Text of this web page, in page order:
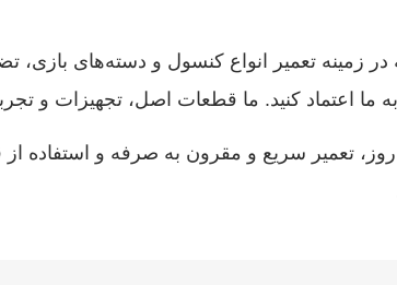
تعمیر سریع و مقرون به صرفه و استفاده